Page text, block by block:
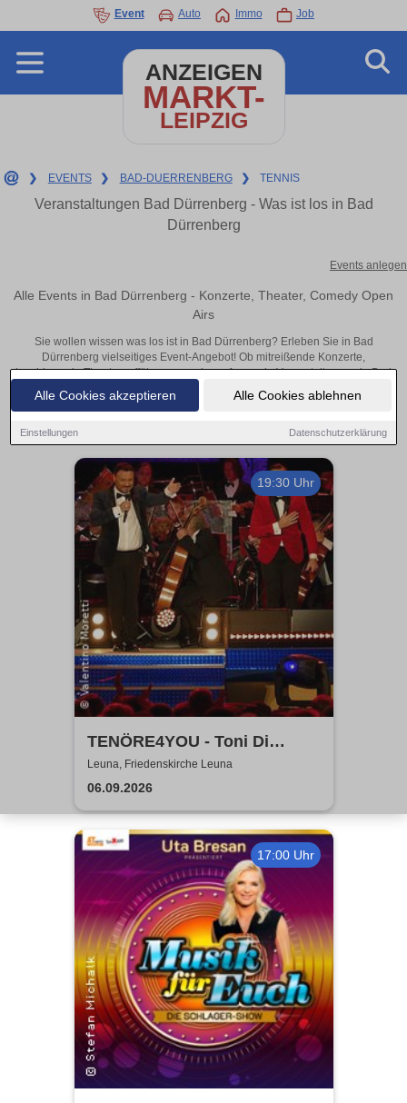
Alle Cookies akzeptieren Alle Cookies ablehnen
Einstellungen Datenschutzerklärung
Event Auto Immo Job
ANZEIGEN
MARKT-
LEIPZIG
❯ EVENTS ❯ BAD-DUERRENBERG ❯ TENNIS
Veranstaltungen Bad Dürrenberg - Was ist los in Bad
Dürrenberg
Events anlegen
Alle Events in Bad Dürrenberg - Konzerte, Theater, Comedy Open
Airs
Sie wollen wissen was los ist in Bad Dürrenberg? Erleben Sie in Bad
Dürrenberg vielseitiges Event-Angebot! Ob mitreißende Konzerte,
inspirierende Theateraufführungen oder aufregende Veranstaltungen in Bad
Dürrenberg – hier finden alles im Überblick und Tickets.
19:30 Uhr
TENÖRE4YOU - Toni Di
Napoli & Pietro Pato
Leuna, Friedenskirche Leuna
06.09.2026
17:00 Uhr